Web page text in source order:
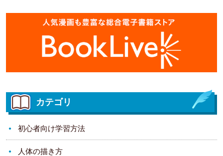
カテゴリ
初心者向け学習方法
人体の描き方